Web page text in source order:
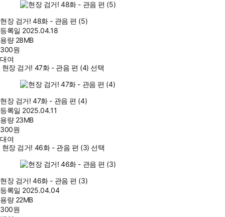
현장 검거! 48화 - 관음 편 (5)
등록일 2025.04.18
용량 28MB
300원
대여
현장 검거! 47화 - 관음 편 (4) 선택
현장 검거! 47화 - 관음 편 (4)
등록일 2025.04.11
용량 23MB
300원
대여
현장 검거! 46화 - 관음 편 (3) 선택
현장 검거! 46화 - 관음 편 (3)
등록일 2025.04.04
용량 22MB
300원